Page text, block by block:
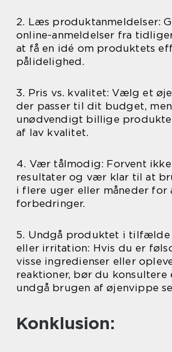
2. Læs produktanmeldelser:
online-anmeldelser fra
at få en idé om produktets
pålidelighed.
3. Pris vs. kvalitet: Vælg et
der passer til dit budget,
unødvendigt billige
af lav kvalitet.
4. Vær tålmodig: Forvent
resultater og vær klar til at
i flere uger eller måneder for
forbedringer.
5. Undgå produktet i tilfælde
eller irritation: Hvis du er
visse ingredienser eller
reaktioner, bør du
undgå brugen af øjenvippe
Konklusion: